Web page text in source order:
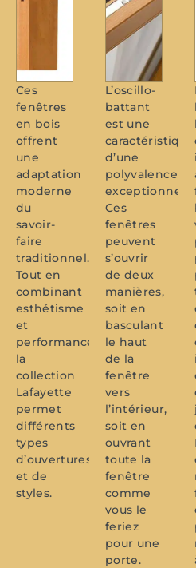
Ces
fenêtres
en bois
offrent
une
adaptation
moderne
du
savoir-
faire
traditionnel.
Tout en
combinant
esthétisme
et
performances,
la
collection
Lafayette
permet
différents
types
d’ouvertures
et de
styles.
L’oscillo-
battant
est une
caractéristique
d’une
polyvalence
Ces
fenêtres
peuvent
s’ouvrir
de deux
manières,
soit en
basculant
le haut
de la
fenêtre
vers
l’intérieur,
soit en
ouvrant
toute la
fenêtre
comme
vous le
feriez
pour une
porte.